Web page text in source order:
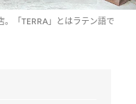
「TERRA」とはラテン語で